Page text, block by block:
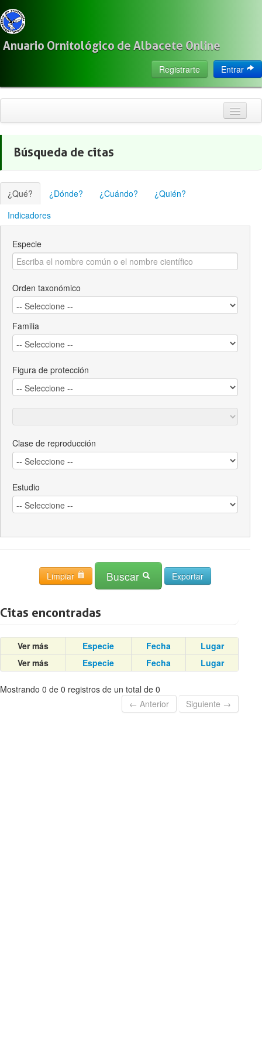
Anuario Ornitológico de Albacete Online
Entrar
Registrarte
Citas
Localización
Observadores
Acerca de
Búsqueda de citas
¿Qué? ¿Dónde? ¿Cuándo?
¿Quién?
Indicadores
Especie
Orden taxonómico
Familia
Figura de protección
Clase de reproducción
Estudio
Limpiar Buscar
Citas encontradas
Ver más Especie Fecha
Lugar
Ver más
Especie Fecha Lugar
Mostrando 0 de 0 registros de un total de 0
← Anterior
Siguiente →